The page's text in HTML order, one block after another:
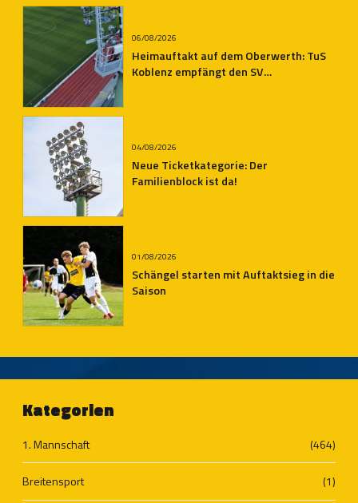
06/08/2026
Heimauftakt auf dem Oberwerth: TuS
Koblenz empfängt den SV
04/08/2026
Neue Ticketkategorie: Der
Familienblock ist da!
01/08/2026
Schängel starten mit Auftaktsieg in die
Saison
Kategorien
1. Mannschaft (464)
Breitensport (1)